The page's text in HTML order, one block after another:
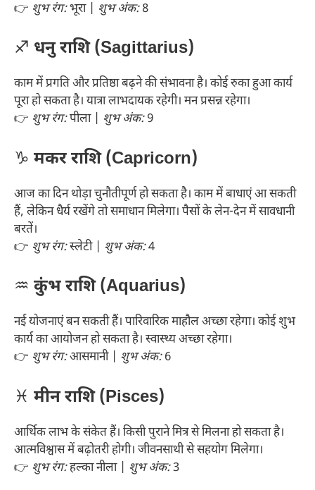
👉 शुभ रंग:भूरा | शुभ अंक:8
♐ धनु राशि (Sagittarius)
काम में प्रगति और प्रतिष्ठा बढ़ने की संभावना है। कोई रुका हुआ कार्य
पूरा हो सकता है। यात्रा लाभदायक रहेगी। मन प्रसन्न रहेगा।
👉 शुभ रंग:पीला | शुभ अंक:9
♑ मकर राशि (Capricorn)
आज का दिन थोड़ा चुनौतीपूर्ण हो सकता है। काम में बाधाएं आ सकती
हैं, लेकिन धैर्य रखेंगे तो समाधान मिलेगा। पैसों के लेन-देन में सावधानी
बरतें।
👉 शुभ रंग:स्लेटी | शुभ अंक:4
♒ कुंभ राशि (Aquarius)
नई योजनाएं बन सकती हैं। पारिवारिक माहौल अच्छा रहेगा। कोई शुभ
कार्य का आयोजन हो सकता है। स्वास्थ्य अच्छा रहेगा।
👉 शुभ रंग:आसमानी | शुभ अंक:6
♓ मीन राशि (Pisces)
आर्थिक लाभ के संकेत हैं। किसी पुराने मित्र से मिलना हो सकता है।
आत्मविश्वास में बढ़ोतरी होगी। जीवनसाथी से सहयोग मिलेगा।
👉 शुभ रंग:हल्का नीला | शुभ अंक:3